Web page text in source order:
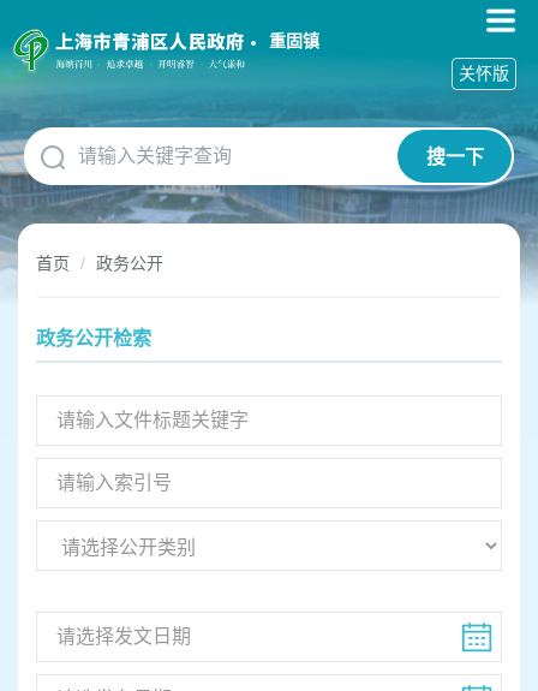
障
碍
作
说
明
跳
到
网
重固镇
搜一下
关怀版
首页 政务公开
政务公开检索